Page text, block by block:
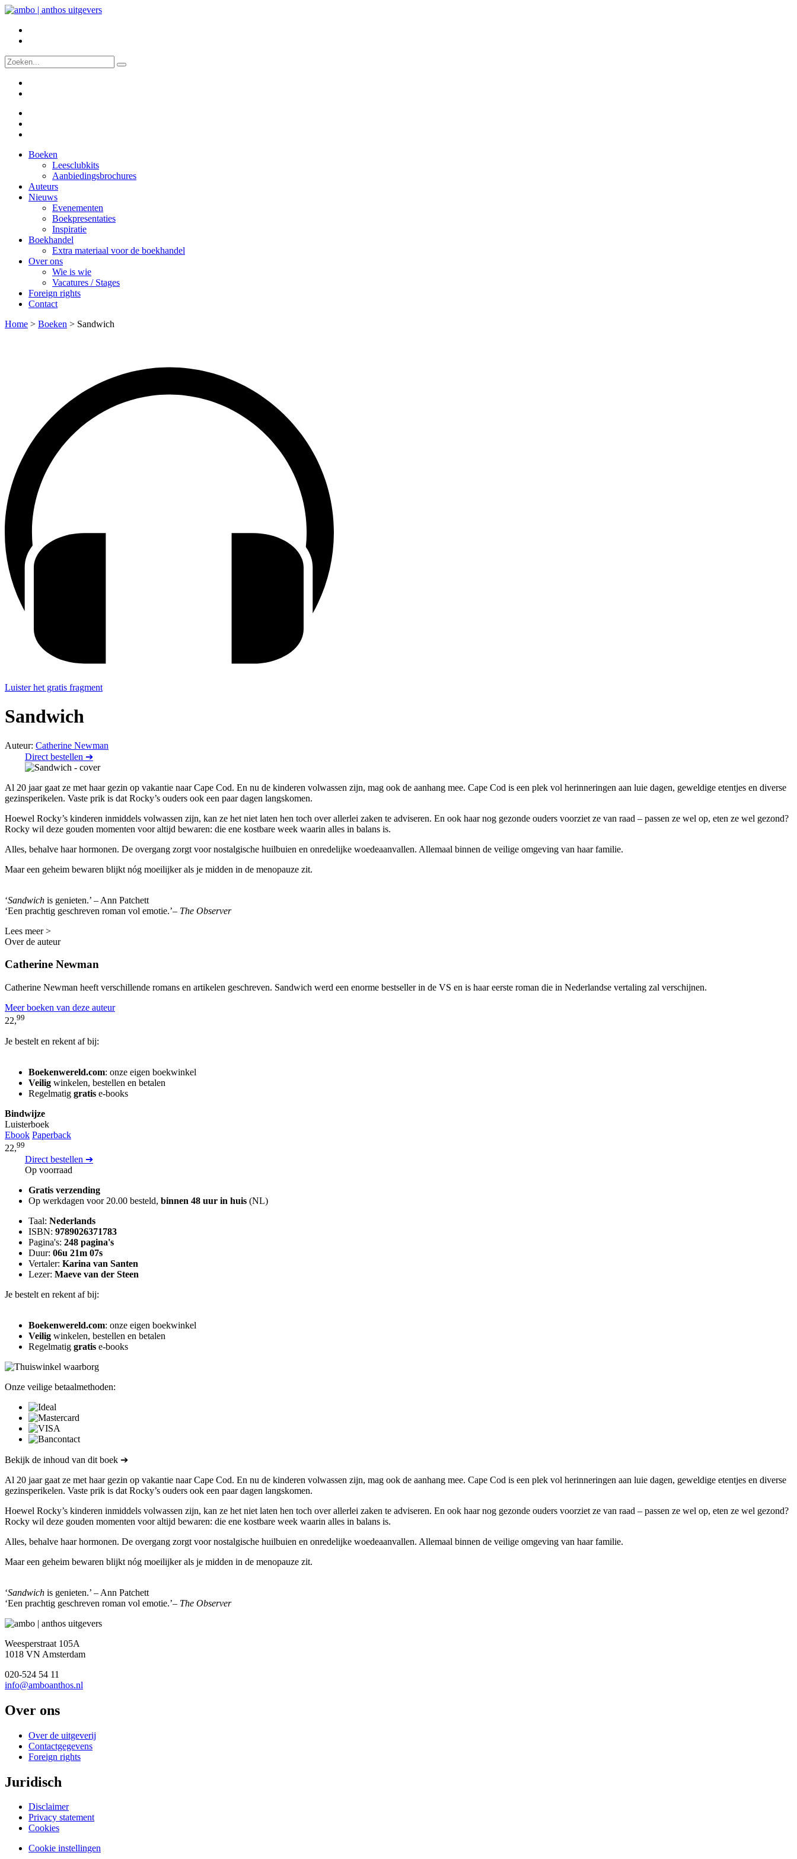
Boeken
Leesclubkits
Aanbiedingsbrochures
Auteurs
Nieuws
Evenementen
Boekpresentaties
Inspiratie
Boekhandel
Extra materiaal voor de boekhandel
Over ons
Wie is wie
Vacatures / Stages
Foreign rights
Contact
Home > Boeken > Sandwich
Luister het gratis fragment
Sandwich
Auteur: Catherine Newman
Direct bestellen ➔
Al 20 jaar gaat ze met haar gezin op vakantie naar Cape Cod. En nu de kinderen volwassen zijn, mag ook de aanhang mee. Cape Cod is een plek vol herinneringen aan luie dagen, geweldige etentjes en diverse
gezinsperikelen. Vaste prik is dat Rocky’s ouders ook een paar dagen langskomen.
Hoewel Rocky’s kinderen inmiddels volwassen zijn, kan ze het niet laten hen toch over allerlei zaken te adviseren. En ook haar nog gezonde ouders voorziet ze van raad – passen ze wel op, eten ze wel gezond?
Rocky wil deze gouden momenten voor altijd bewaren: die ene kostbare week waarin alles in balans is.
Alles, behalve haar hormonen. De overgang zorgt voor nostalgische huilbuien en onredelijke woedeaanvallen. Allemaal binnen de veilige omgeving van haar familie.
Maar een geheim bewaren blijkt nóg moeilijker als je midden in de menopauze zit.
‘Sandwich is genieten.’ – Ann Patchett
‘Een prachtig geschreven roman vol emotie.’– The Observer
Lees meer >
Over de auteur
Catherine Newman
Catherine Newman heeft verschillende romans en artikelen geschreven. Sandwich werd een enorme bestseller in de VS en is haar eerste roman die in Nederlandse vertaling zal verschijnen.
Meer boeken van deze auteur
22,99
Je bestelt en rekent af bij:
Boekenwereld.com: onze eigen boekwinkel
Veilig winkelen, bestellen en betalen
Regelmatig gratis e-books
Bindwijze
Luisterboek
Ebook Paperback
22,99
Direct bestellen ➔
Op voorraad
Gratis verzending
Op werkdagen voor 20.00 besteld, binnen 48 uur in huis (NL)
Taal: Nederlands
ISBN: 9789026371783
Pagina's: 248 pagina's
Duur: 06u 21m 07s
Vertaler: Karina van Santen
Lezer: Maeve van der Steen
Je bestelt en rekent af bij:
Boekenwereld.com: onze eigen boekwinkel
Veilig winkelen, bestellen en betalen
Regelmatig gratis e-books
Onze veilige betaalmethoden:
Bekijk de inhoud van dit boek ➔
Al 20 jaar gaat ze met haar gezin op vakantie naar Cape Cod. En nu de kinderen volwassen zijn, mag ook de aanhang mee. Cape Cod is een plek vol herinneringen aan luie dagen, geweldige etentjes en diverse
gezinsperikelen. Vaste prik is dat Rocky’s ouders ook een paar dagen langskomen.
Hoewel Rocky’s kinderen inmiddels volwassen zijn, kan ze het niet laten hen toch over allerlei zaken te adviseren. En ook haar nog gezonde ouders voorziet ze van raad – passen ze wel op, eten ze wel gezond?
Rocky wil deze gouden momenten voor altijd bewaren: die ene kostbare week waarin alles in balans is.
Alles, behalve haar hormonen. De overgang zorgt voor nostalgische huilbuien en onredelijke woedeaanvallen. Allemaal binnen de veilige omgeving van haar familie.
Maar een geheim bewaren blijkt nóg moeilijker als je midden in de menopauze zit.
‘Sandwich is genieten.’ – Ann Patchett
‘Een prachtig geschreven roman vol emotie.’– The Observer
Weesperstraat 105A
1018 VN Amsterdam
020-524 54 11
info@amboanthos.nl
Over ons
Over de uitgeverij
Contactgegevens
Foreign rights
Juridisch
Disclaimer
Privacy statement
Cookies
Cookie instellingen